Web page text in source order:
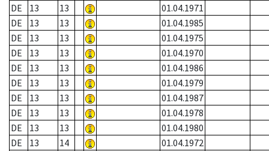
DE
13 13
01.04.1971
DE
13 13
01.04.1985
DE
13 13
01.04.1975
DE
13 13
01.04.1970
DE
13 13
01.04.1986
DE
13 13
01.04.1979
DE
13 13
01.04.1987
DE
13 13
01.04.1978
DE
13 13
01.04.1980
DE
13 14
01.04.1972